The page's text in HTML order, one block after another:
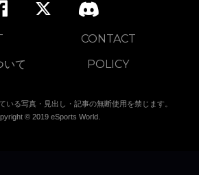
CONTACT
いて
POLICY
いる写真・見出し・記事の無断使用を禁じます。
© 2019 eSports World.